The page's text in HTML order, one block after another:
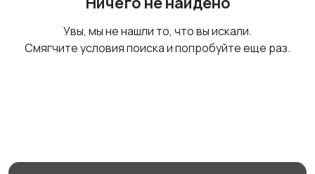
Увы, мы не нашли то, что вы искали.
Смягчите условия поиска и попробуйте еще раз.